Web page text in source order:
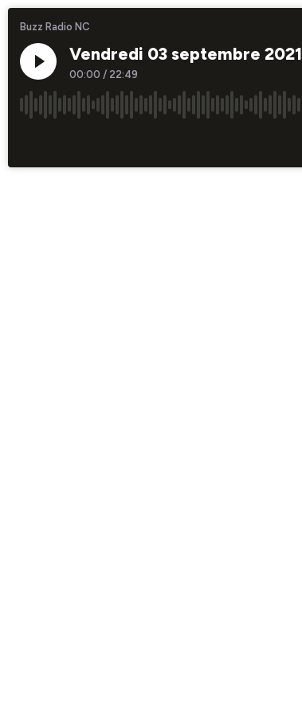
Buzz Radio NC
Vendredi 03 septembre 2021
00:00 / 22:49